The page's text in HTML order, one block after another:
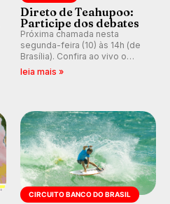
Direto de Teahupoo:
Participe dos debates
Próxima chamada nesta
segunda-feira (10) às 14h (de
Brasília). Confira ao vivo o
Outerknown Tahiti Pro 2026 e
leia mais »
CIRCUITO BANCO DO BRASIL